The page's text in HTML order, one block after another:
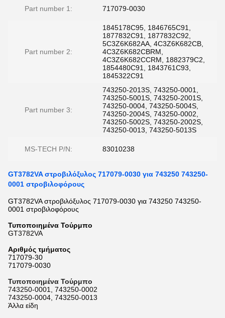
Part number 1: 717079-0030
Part number 2:
1845178C95, 1846765C91,
1877832C91, 1877832C92,
5C3Z6K682AA, 4C3Z6K682CB,
4C3Z6K682CBRM,
4C3Z6K682CCRM, 1882379C2,
1854480C91, 1843761C93,
1845322C91
Part number 3:
743250-2013S, 743250-0001,
743250-5001S, 743250-2001S,
743250-0004, 743250-5004S,
743250-2004S, 743250-0002,
743250-5002S, 743250-2002S,
743250-0013, 743250-5013S
MS-TECH P/N: 83010238
GT3782VA στροβιλόξυλος 717079-0030 για 743250 743250-
0001 στροβιλοφόρους
GT3782VA στροβιλόξυλος 717079-0030 για 743250 743250-
0001 στροβιλοφόρους
Τυποποιημένα Τούρμπο
GT3782VA
Αριθμός τμήματος
717079-30
717079-0030
Τυποποιημένα Τούρμπο
743250-0001, 743250-0002
743250-0004, 743250-0013
Άλλα είδη